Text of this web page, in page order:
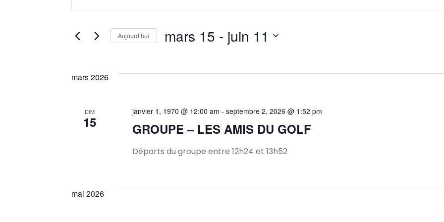
navigation
de
vues
Évènements
Rechercher
Évènements
clé.
Aujourd’hui mars 15 - juin 11
date.
mars 2026
DIM
15 GROUPE – LES AMIS DU GOLF
janvier 1, 1970 @ 12:00 am - septembre 2, 2026 @ 1:52 pm
Départs du groupe entre 12h24 et 13h52
mai 2026